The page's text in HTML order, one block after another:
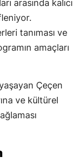
arasında kalıcı
tanıması ve
amaçları
Çeçen
ve kültürel